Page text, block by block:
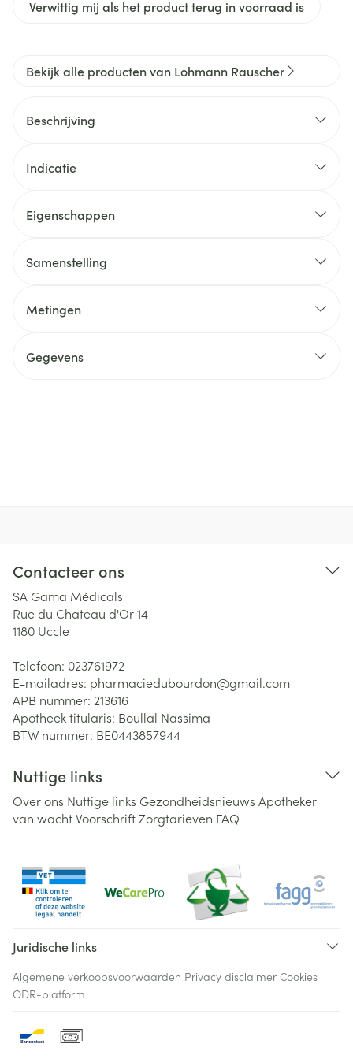
Verwittig mij als het product terug in voorraad is
Bekijk alle producten van Lohmann Rauscher
Beschrijving
Indicatie
Eigenschappen
Samenstelling
Metingen
Gegevens
Contacteer ons
SA Gama Médicals
Rue du Chateau d'Or 14
1180 Uccle
Telefoon: 023761972
E-mailadres: pharmaciedubourdon@gmail.com
APB nummer: 213616
Apotheek titularis: Boullal Nassima
BTW nummer: BE0443857944
Nuttige links
Over ons Nuttige links Gezondheidsnieuws Apotheker
van wachtVoorschriftZorgtarieven FAQ
Juridische links
Algemene verkoopsvoorwaarden Privacy disclaimer Cookies
ODR-platform